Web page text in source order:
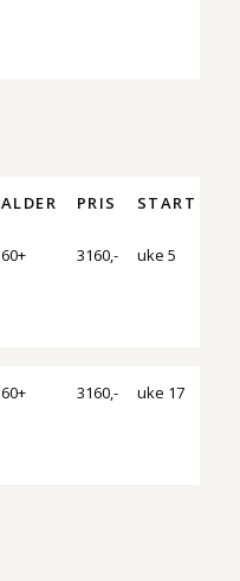
ALDER PRIS START
ALDER PRIS START
60+ 3160,- uke 5
60+ 3160,- uke 17